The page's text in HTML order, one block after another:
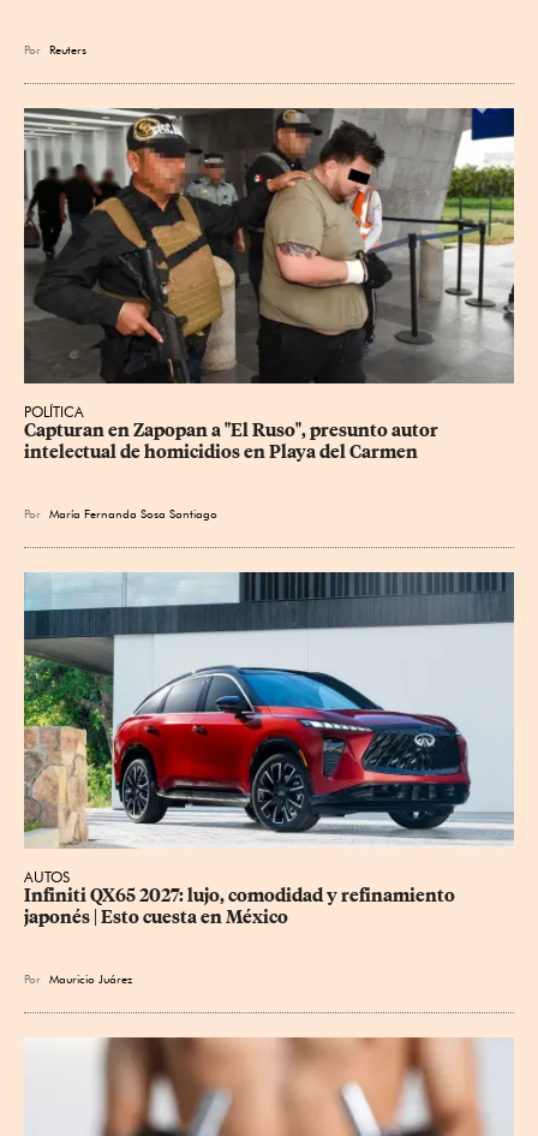
Por Reuters
POLÍTICA
Capturan en Zapopan a "El Ruso", presunto autor
intelectual de homicidios en Playa del Carmen
Por María Fernanda Sosa Santiago
AUTOS
Infiniti QX65 2027: lujo, comodidad y refinamiento
japonés | Esto cuesta en México
Por Mauricio Juárez